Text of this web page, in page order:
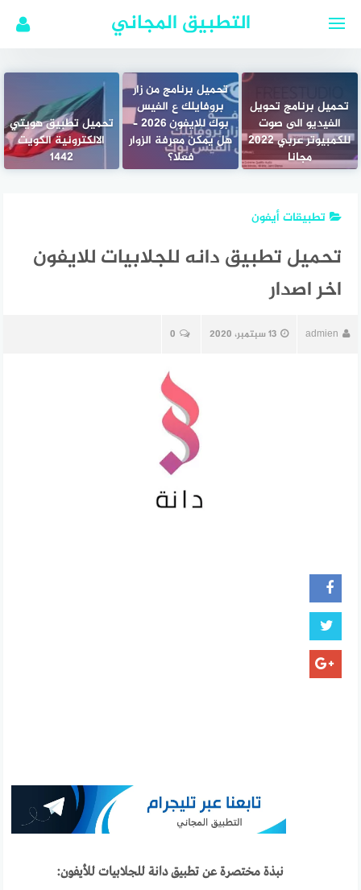
التطبيق المجاني
تحميل برنامج تحويل
الفيديو الى صوت
للكمبيوتر عربي 2022
مجانا
تحميل برنامج من زار
بروفايلك ع الفيس
بوك للايفون 2026 –
هل يمكن معرفة الزوار
فعلًا؟
تحميل تطبيق هويتي
الالكترونية الكويت
1442
تطبيقات أيفون
تحميل تطبيق دانه للجلابيات للايفون
اخر اصدار
admien 13 سبتمبر، 2020 0
نبذة مختصرة عن تطبيق دانة للجلابيات للأيفون: